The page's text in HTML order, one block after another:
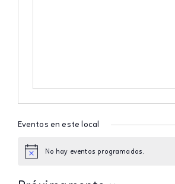
Eventos en este local
Aviso No hay eventos programados.